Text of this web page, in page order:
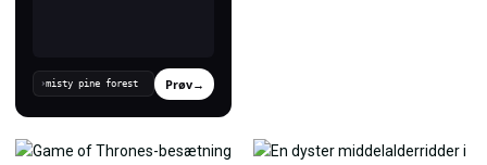
› Prøv→